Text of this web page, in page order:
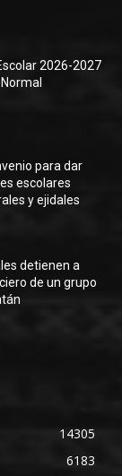
2026-2027
para dar
escolares
y ejidales
detienen a
de un grupo
14305
6183